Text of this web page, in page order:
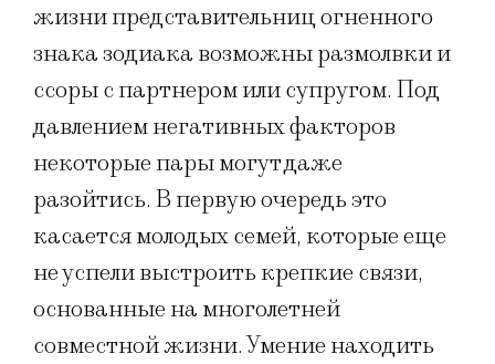
жизни представительниц огненного
знака зодиака возможны размолвки и
ссоры с партнером или супругом. Под
давлением негативных факторов
некоторые пары могут даже
разойтись. В первую очередь это
касается молодых семей, которые еще
не успели выстроить крепкие связи,
основанные на многолетней
совместной жизни. Умение находить